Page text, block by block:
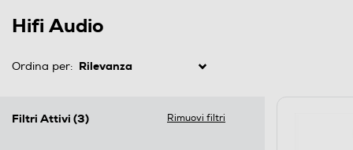
Hifi Audio
Ordina per:
Filtri Attivi (3) Rimuovi filtri